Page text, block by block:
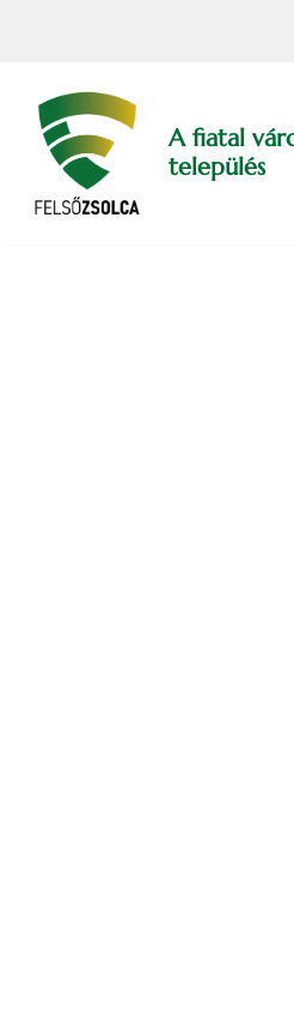
content
A fiatal
település